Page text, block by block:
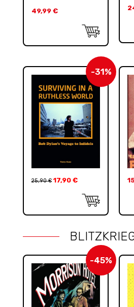
49,99 €
-31%
25,90€ 17,90 €
-45%